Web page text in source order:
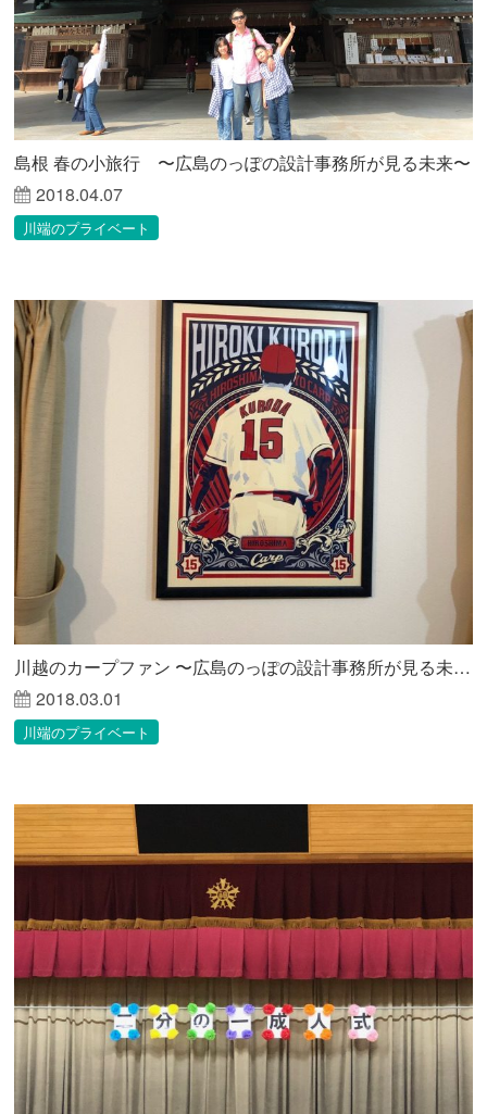
島根 春の小旅行 〜広島のっぽの設計事務所が見る未来〜
2018.04.07
川端のプライベート
川越のカープファン 〜広島のっぽの設計事務所が見る未来〜
2018.03.01
川端のプライベート